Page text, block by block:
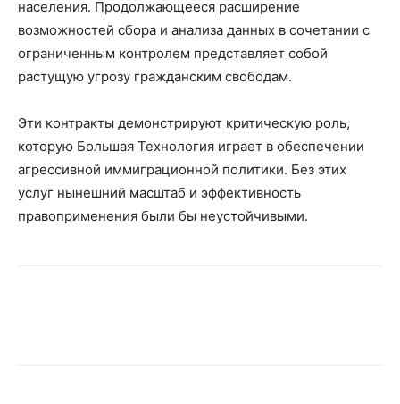
населения. Продолжающееся расширение
возможностей сбора и анализа данных в сочетании с
ограниченным контролем представляет собой
растущую угрозу гражданским свободам.
Эти контракты демонстрируют критическую роль,
которую Большая Технология играет в обеспечении
агрессивной иммиграционной политики. Без этих
услуг нынешний масштаб и эффективность
правоприменения были бы неустойчивыми.